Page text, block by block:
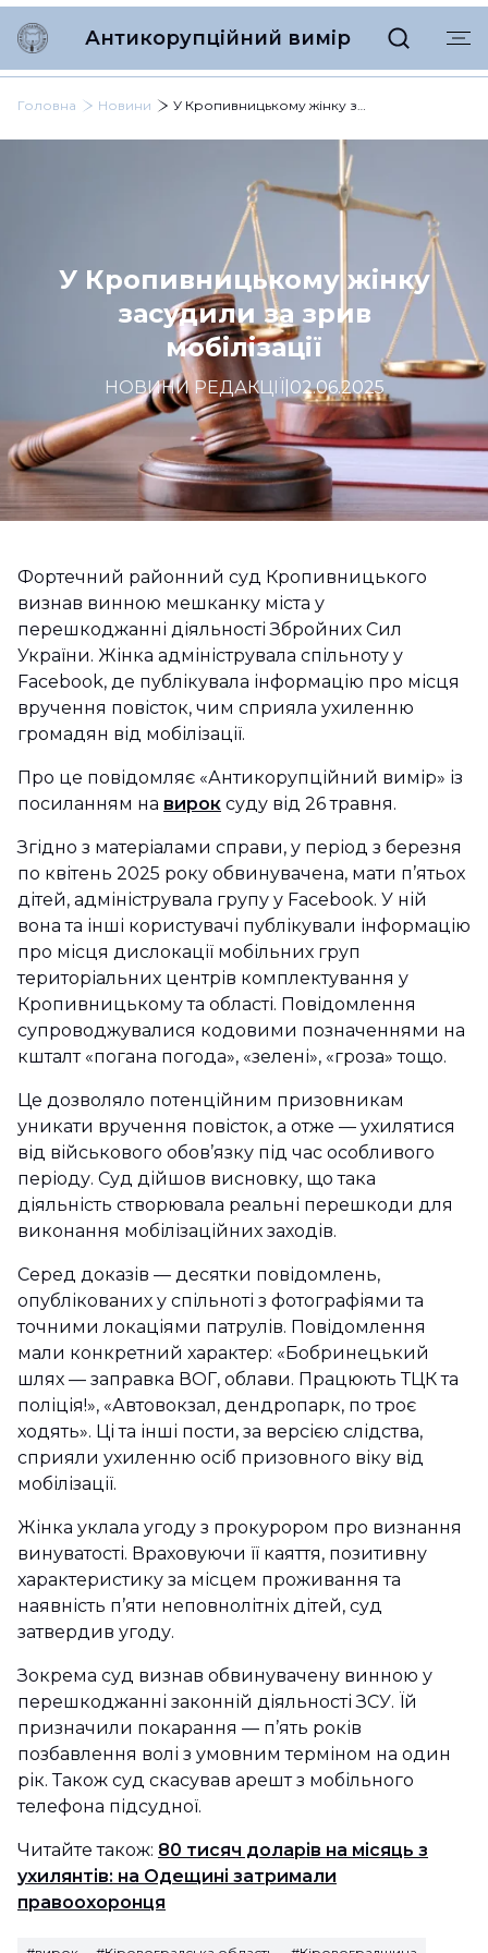
Антикорупційний вимір
Головна Новини У Кропивницькому жінку засудили за зрив мобілізації
У Кропивницькому жінку
засудили за зрив
мобілізації
НОВИНИ РЕДАКЦІЇ 02.06.2025
Фортечний районний суд Кропивницького
визнав винною мешканку міста у
перешкоджанні діяльності Збройних Сил
України. Жінка адмініструвала спільноту у
Facebook, де публікувала інформацію про місця
вручення повісток, чим сприяла ухиленню
громадян від мобілізації.
Про це повідомляє «Антикорупційний вимір» із
посиланням на вирок суду від 26 травня.
Згідно з матеріалами справи, у період з березня
по квітень 2025 року обвинувачена, мати п’ятьох
дітей, адмініструвала групу у Facebook. У ній
вона та інші користувачі публікували інформацію
про місця дислокації мобільних груп
територіальних центрів комплектування у
Кропивницькому та області. Повідомлення
супроводжувалися кодовими позначеннями на
кшталт «погана погода», «зелені», «гроза» тощо.
Це дозволяло потенційним призовникам
уникати вручення повісток, а отже — ухилятися
від військового обов’язку під час особливого
періоду. Суд дійшов висновку, що така
діяльність створювала реальні перешкоди для
виконання мобілізаційних заходів.
Серед доказів — десятки повідомлень,
опублікованих у спільноті з фотографіями та
точними локаціями патрулів. Повідомлення
мали конкретний характер: «Бобринецький
шлях — заправка ВОГ, облави. Працюють ТЦК та
поліція!», «Автовокзал, дендропарк, по троє
ходять». Ці та інші пости, за версією слідства,
сприяли ухиленню осіб призовного віку від
мобілізації.
Жінка уклала угоду з прокурором про визнання
винуватості. Враховуючи її каяття, позитивну
характеристику за місцем проживання та
наявність п’яти неповнолітніх дітей, суд
затвердив угоду.
Зокрема суд визнав обвинувачену винною у
перешкоджанні законній діяльності ЗСУ. Їй
призначили покарання — п’ять років
позбавлення волі з умовним терміном на один
рік. Також суд скасував арешт з мобільного
телефона підсудної.
Читайте також: 80 тисяч доларів на місяць з
ухилянтів: на Одещині затримали
правоохоронця